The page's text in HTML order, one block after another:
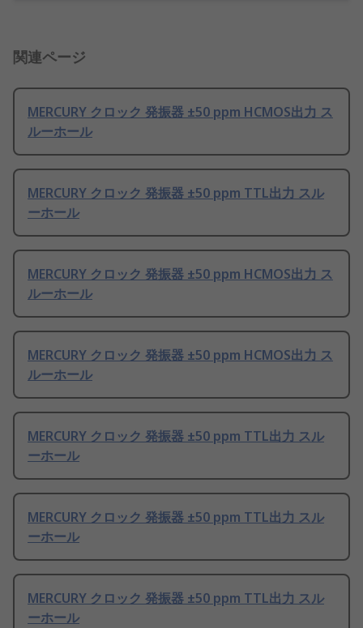
関連ページ
MERCURY クロック 発振器 ±50 ppm HCMOS出力 ス
ルーホール
MERCURY クロック 発振器 ±50 ppm TTL出力 スル
ーホール
MERCURY クロック 発振器 ±50 ppm HCMOS出力 ス
ルーホール
MERCURY クロック 発振器 ±50 ppm HCMOS出力 ス
ルーホール
MERCURY クロック 発振器 ±50 ppm TTL出力 スル
ーホール
MERCURY クロック 発振器 ±50 ppm TTL出力 スル
ーホール
MERCURY クロック 発振器 ±50 ppm TTL出力 スル
ーホール